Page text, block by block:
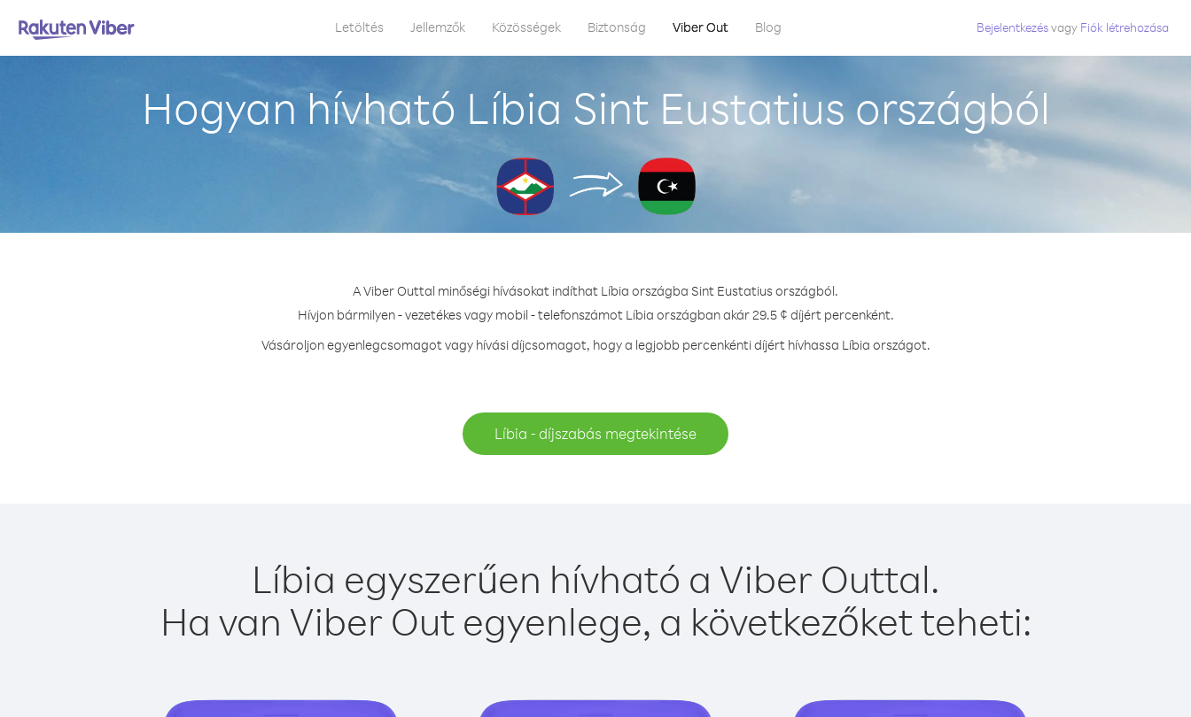
Letöltés Jellemzők Közösségek Biztonság Viber Out Blog Bejelentkezésvagy Fiók létrehozása
Hogyan hívható Líbia Sint Eustatius országból
A Viber Outtal minőségi hívásokat indíthat Líbia országba Sint Eustatius országból.
Hívjon bármilyen - vezetékes vagy mobil - telefonszámot Líbia országban akár 29.5 ¢ díjért percenként.
Vásároljon egyenlegcsomagot vagy hívási díjcsomagot, hogy a legjobb percenkénti díjért hívhassa Líbia országot.
Líbia - díjszabás megtekintése
Líbia egyszerűen hívható a Viber Outtal.
Ha van Viber Out egyenlege, a következőket teheti: